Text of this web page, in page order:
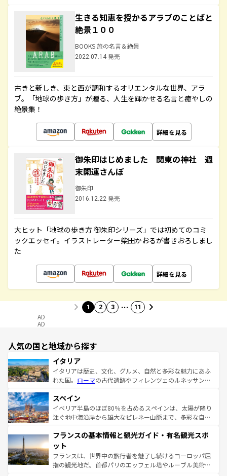
生きる知恵を授かるアラブのことばと
絶景１００
BOOKS 旅の名言＆絶景
2022.07.14 発売
古きと新しき、東と西が調和するオリエンタルな世界、アラ
ブ。「地球の歩き方」が贈る、人生を輝かせる名言と癒やしの
絶景集！
詳細を見る
御朱印はじめました 関東の神社 週
末開運さんぽ
御朱印
2016.12.22 発売
大ヒット「地球の歩き方 御朱印シリーズ」では初めてのコミ
ックエッセイ。イラストレーター柴田かおるが書きおろしまし
た
詳細を見る
1 2 3 … 11
AD
AD
人気の国と地域から探す
イタリア
イタリアは歴史、文化、グルメ、自然と多彩な魅力にあふ
れた国。 ローマの古代遺跡やフィレンツェのルネッサンス
ろん、トスカーナの美しい田園風景やアマルフィ海岸の絶
景など、自然景観も見逃せない。観光の合間には、本場の
ピザやパスタなど、絶品のイタリア料理を堪能することも
ませてくれるイタリアで、忘れられない旅をしてみよう！
なお、新着のイタリア情報は
しい。
スペイン
イベリア半島のほぼ80％を占めるスペインは、太陽が降り
注ぐ地中海沿岸から雄大なピレネー山脈まで、多彩な自然
文化が根付くこの国では、情熱的なフラメンコ、熱気あふ
れる闘牛、そして美味しいタパスが生活の一部となってい
る。首都マドリードの洗練された雰囲気や、バルセロナの
アートに溢れた街角から、地方では古代ローマ遺跡や中世
フランスの基本情報と観光ガイド・有名観光スポ
ット
フランスは、世界中の旅行者を魅了し続けるヨーロッパ屈
指の観光地だ。首都パリのエッフェル塔やルーブル美術館